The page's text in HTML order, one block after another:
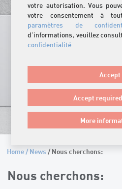
votre autorisation. Vous
votre consentement à
paramètres de
d'informations, veuillez
confidentialité
Accept
Accept
More
Home/News / Nous cherchons:
Nous cherchons: